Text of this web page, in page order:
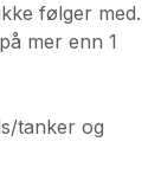
følger med.
mer enn 1
tanker og